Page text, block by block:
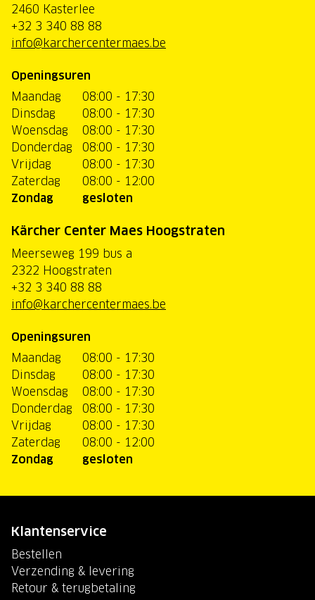
2460 Kasterlee
+32 3 340 88 88
info@karchercentermaes.be
Openingsuren
Maandag
08:00 - 17:30
Dinsdag
08:00 - 17:30
Woensdag
08:00 - 17:30
Donderdag
08:00 - 17:30
Vrijdag
08:00 - 17:30
Zaterdag
08:00 - 12:00
Zondag
gesloten
Kärcher Center Maes Hoogstraten
Meerseweg 199 bus a
2322 Hoogstraten
+32 3 340 88 88
info@karchercentermaes.be
Openingsuren
Maandag
08:00 - 17:30
Dinsdag
08:00 - 17:30
Woensdag
08:00 - 17:30
Donderdag
08:00 - 17:30
Vrijdag
08:00 - 17:30
Zaterdag
08:00 - 12:00
Zondag
gesloten
Klantenservice
Bestellen
Verzending & levering
Retour & terugbetaling